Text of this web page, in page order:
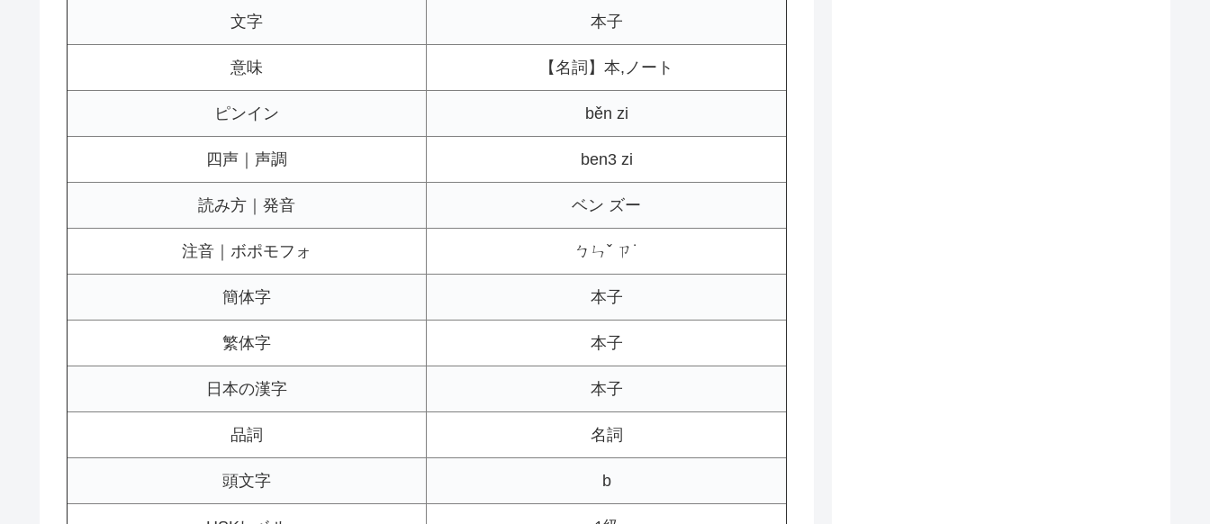
文字 本子
意味 【名詞】本,ノート
ピンイン běn zi
四声｜声調 ben3 zi
読み方｜発音 ベン ズー
注音｜ボポモフォ ㄅㄣˇ ㄗ˙
簡体字 本子
繁体字 本子
日本の漢字 本子
品詞 名詞
頭文字 b